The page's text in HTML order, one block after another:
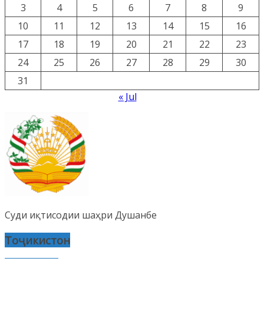
3
4 5 6 7 8
9
10
11 12 13 14 15
16
17
18 19 20 21 22
23
24
25 26 27 28 29
30
31
« Jul
Суди иқтисодии шаҳри Душанбе
Тоҷикистон